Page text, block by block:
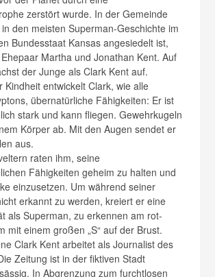
zerstört wurde. In der Gemeinde
den meisten Superman-Geschichte im
Bundesstaat Kansas angesiedelt ist,
Martha und Jonathan Kent. Auf
der Junge als Clark Kent auf.
Kindheit entwickelt Clark, wie alle
übernatürliche Fähigkeiten: Er ist
stark und kann fliegen. Gewehrkugeln
Körper ab. Mit den Augen sendet er
aus.
raten ihm, seine
Fähigkeiten geheim zu halten und
einzusetzen. Um während seiner
erkannt zu werden, kreiert er eine
als Superman, zu erkennen am rot-
mit einem großen „S“ auf der Brust.
Clark Kent arbeitet als Journalist des
Zeitung ist in der fiktiven Stadt
In Abgrenzung zum furchtlosen